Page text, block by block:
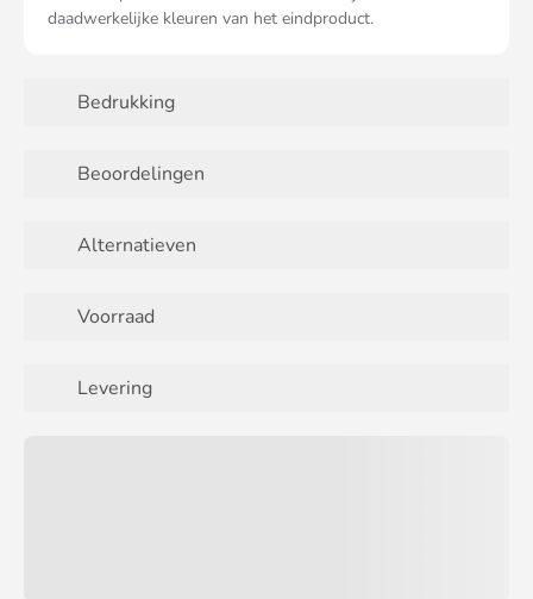
daadwerkelijke kleuren van het eindproduct.
Bedrukking
Beoordelingen
Alternatieven
Voorraad
Levering